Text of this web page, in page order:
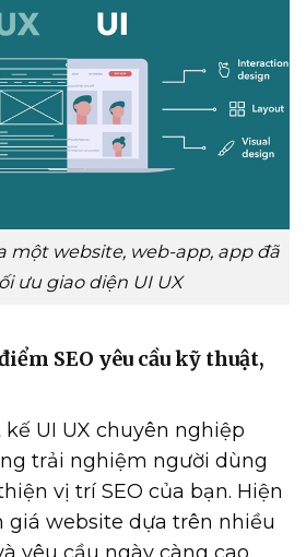
một website, web-app, app đã
ưu giao diện UI UX
SEO yêu cầu kỹ thuật,
UI UX chuyên nghiệp
trải nghiệm người dùng
vị trí SEO của bạn. Hiện
giá website dựa trên nhiều